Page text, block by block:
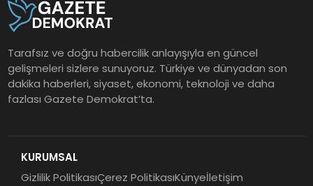
Tarafsız ve doğru habercilik anlayışıyla en güncel
gelişmeleri sizlere sunuyoruz. Türkiye ve dünyadan son
dakika haberleri, siyaset, ekonomi, teknoloji ve daha
fazlası Gazete Demokrat’ta.
KURUMSAL
Gizlilik PolitikasıÇerez PolitikasıKünyeİletişim